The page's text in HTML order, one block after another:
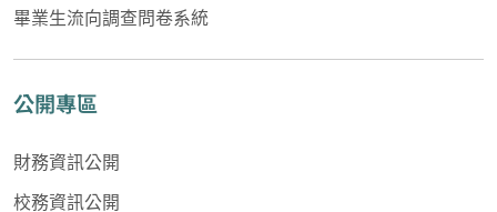
畢業生流向調查問卷系統
公開專區
財務資訊公開
校務資訊公開